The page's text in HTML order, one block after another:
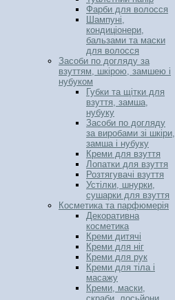
Фарби для волосся
Шампуні,
кондиціонери,
бальзами та маски
для волосся
Засоби по догляду за
взуттям, шкірою, замшею і
нубуком
Губки та щітки для
взуття, замша,
нубуку
Засоби по догляду
за виробами зі шкіри,
замша і нубуку
Креми для взуття
Лопатки для взуття
Розтягувачі взуття
Устілки, шнурки,
сушарки для взуття
Косметика та парфюмерія
Декоративна
косметика
Креми дитячі
Креми для ніг
Креми для рук
Креми для тіла і
масажу
Креми, маски,